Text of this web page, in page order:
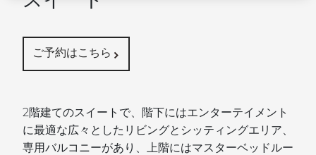
ご予約はこちら
2階建てのスイートで、階下にはエンターテイメント
に最適な広々としたリビングとシッティングエリア、
専用バルコニーがあり、上階にはマスターベッドルー